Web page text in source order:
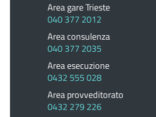
Area gare Trieste
040 377 2012
Area consulenza
040 377 2035
Area esecuzione
0432 555 028
Area provveditorato
0432 279 226